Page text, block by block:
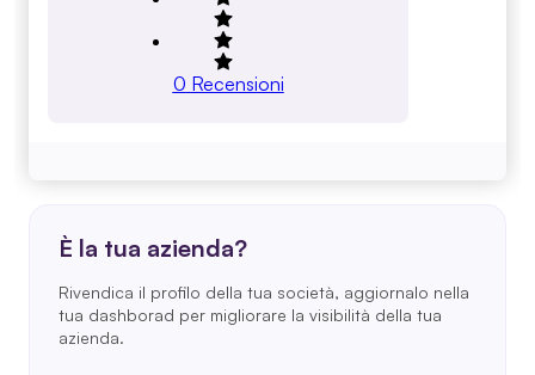
0 Recensioni
È la tua azienda?
Rivendica il profilo della tua società, aggiornalo nella
tua dashborad per migliorare la visibilità della tua
azienda.